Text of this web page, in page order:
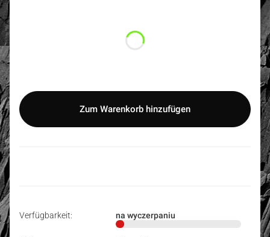
Zum Warenkorb hinzufügen
Verfügbarkeit: na wyczerpaniu